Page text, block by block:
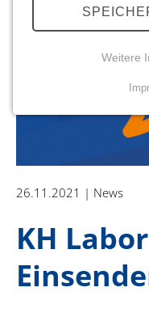
26.11.2021 News
KH Labor
Weitere
Notwendige
der Website
Name:
Zweck: